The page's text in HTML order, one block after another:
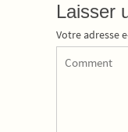
Laisser
Votre adresse